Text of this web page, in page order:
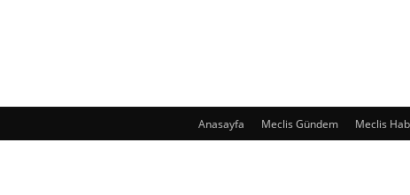
Anasayfa Meclis Gündem Meclis